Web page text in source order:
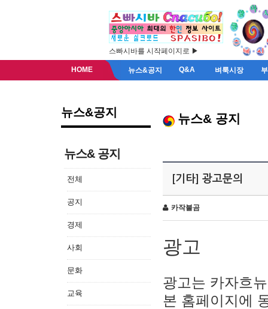
스빠시바를 시작페이지로 ▶
HOME 뉴스&공지 Q&A 벼룩시장
뉴스&공지
뉴스& 공지
전체
공지
경제
사회
문화
교육
뉴스& 공지
[기타] 광고문의
카작불곰
광고
광고는 카자흐
본 홈페이지에